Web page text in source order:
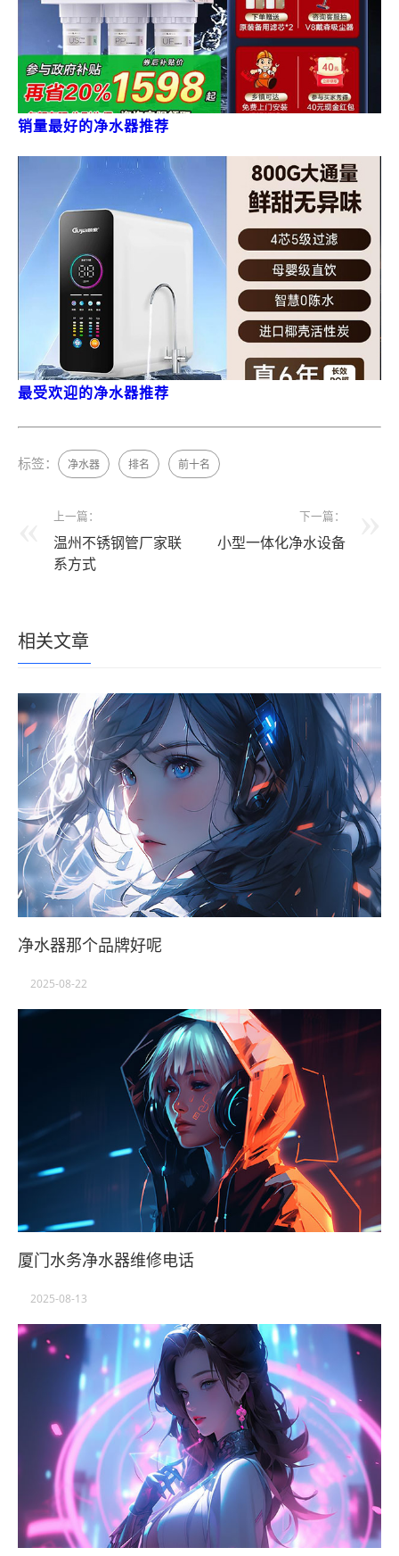
销量最好的净水器推荐
最受欢迎的净水器推荐
标签： 净水器 排名 前十名
上一篇：
温州不锈钢管厂家联
系方式
下一篇：
小型一体化净水设备
相关文章
净水器那个品牌好呢
2025-08-22
厦门水务净水器维修电话
2025-08-13